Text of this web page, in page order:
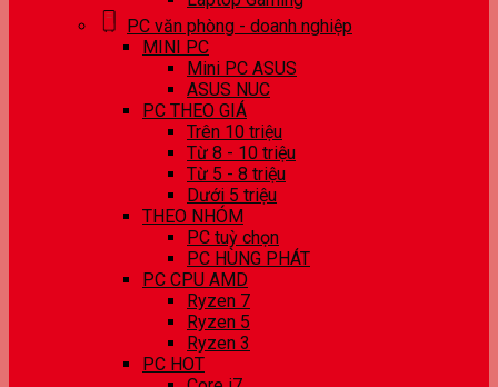
PC văn phòng - doanh nghiệp
MINI PC
Mini PC ASUS
ASUS NUC
PC THEO GIÁ
Trên 10 triệu
Từ 8 - 10 triệu
Từ 5 - 8 triệu
Dưới 5 triệu
THEO NHÓM
PC tuỳ chọn
PC HÙNG PHÁT
PC CPU AMD
Ryzen 7
Ryzen 5
Ryzen 3
PC HOT